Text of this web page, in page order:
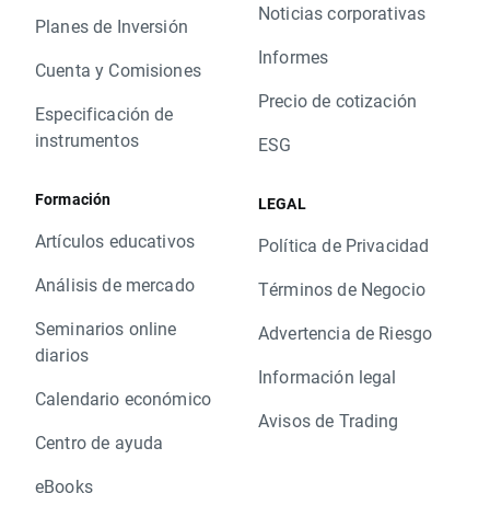
Planes de Inversión
Cuenta y Comisiones
Especificación de
instrumentos
Formación
Artículos educativos
Análisis de mercado
Seminarios online
diarios
Calendario económico
Centro de ayuda
eBooks
Noticias corporativas
Informes
Precio de cotización
ESG
LEGAL
Política de Privacidad
Términos de Negocio
Advertencia de Riesgo
Información legal
Avisos de Trading